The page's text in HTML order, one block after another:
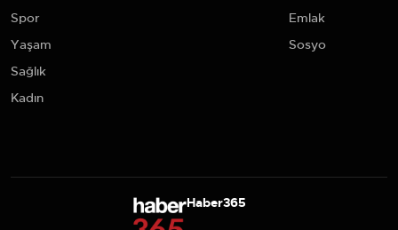
Spor
Yaşam
Sağlık
Kadın
Emlak
Sosyo
Haber365